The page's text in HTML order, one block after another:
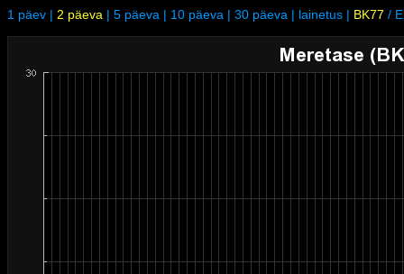
1 päev | 2 päeva | 5 päeva | 10 päeva | 30 päeva | lainetus | BK77 /